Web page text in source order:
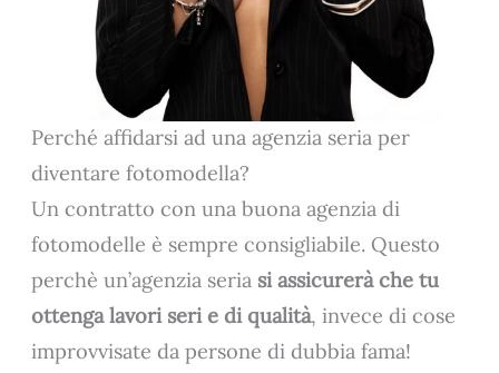
Perché affidarsi ad una agenzia seria per
diventare fotomodella?
Un contratto con una buona agenzia di
fotomodelle è sempre consigliabile. Questo
perchè un’agenzia seria si assicurerà che tu
ottenga lavori seri e di qualità, invece di cose
improvvisate da persone di dubbia fama!